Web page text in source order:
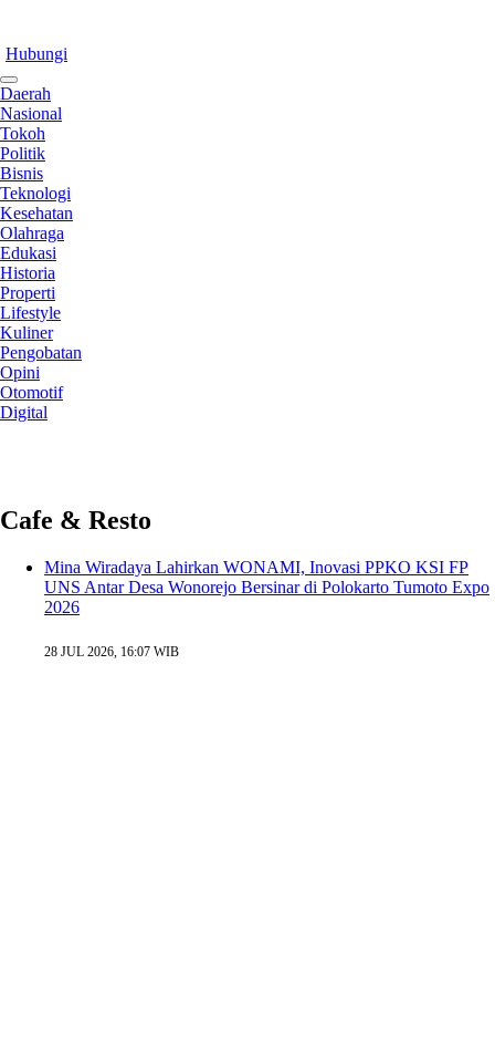
Hubungi
Daerah
Nasional
Tokoh
Politik
Bisnis
Teknologi
Kesehatan
Olahraga
Edukasi
Historia
Properti
Lifestyle
Kuliner
Pengobatan
Opini
Otomotif
Digital
Cafe & Resto
Mina Wiradaya Lahirkan WONAMI, Inovasi PPKO KSI FP
UNS Antar Desa Wonorejo Bersinar di Polokarto Tumoto Expo
2026
28 JUL 2026, 16:07 WIB